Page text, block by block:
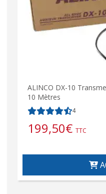
ALINCO DX-10
10 Mètres
4
199,50€ TTC